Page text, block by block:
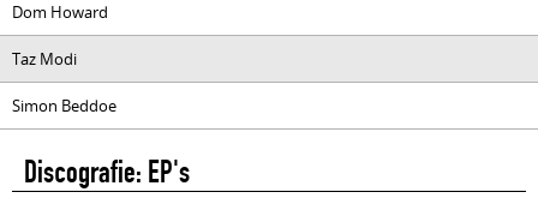
Dom Howard
Taz Modi
Simon Beddoe
Discografie: EP's